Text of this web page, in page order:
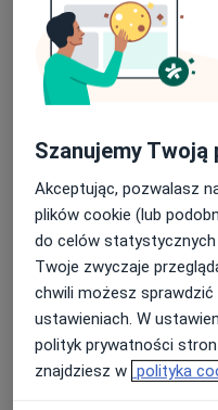
2.Zamień
treści
Szanujemy
Akceptując, pozwalasz
plików cookie (lub
do celów
Twoje zwyczaje
chwili możesz
ustawieniach. W
polityk prywatności
znajdziesz w polityka